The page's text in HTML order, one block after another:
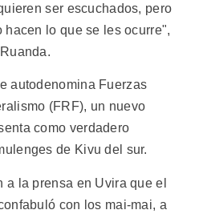
ser escuchados, pero
lo que se les ocurre",
autodenomina Fuerzas
(FRF), un nuevo
como verdadero
de Kivu del sur.
a la prensa en Uvira que el
con los mai-mai, a